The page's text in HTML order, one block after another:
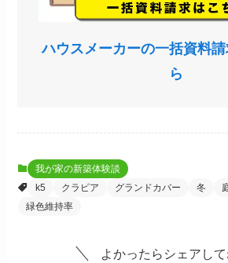
ハウスメーカーの一括資料
ら
我が家の新築体験談
k5
クラピア グランドカバー 冬
緑色維持率
よかったらシェアして